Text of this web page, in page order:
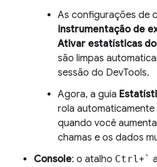
As configurações de
instrumentação de
Ativar estatísticas
são limpas
sessão do DevTools.
Agora, a guia
rola
quando você
chamas e os dados
Console: o atalho Ctrl+`